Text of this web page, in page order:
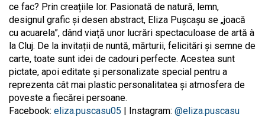
ce fac? Prin creațiile lor. Pasionată de natură, lemn,
designul grafic și desen abstract, Eliza Pușcașu se „joacă
cu acuarela”, dând viață unor lucrări spectaculoase de artă à
la Cluj. De la invitații de nuntă, mărturii, felicitări și semne de
carte, toate sunt idei de cadouri perfecte. Acestea sunt
pictate, apoi editate și personalizate special pentru a
reprezenta cât mai plastic personalitatea și atmosfera de
poveste a fiecărei persoane.
Facebook: eliza.puscasu05 | Instagram: @eliza.puscasu